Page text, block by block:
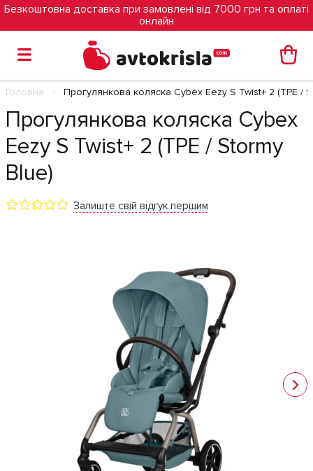
Безкоштовна доставка при замовлені від 7000 грн та оплаті
онлайн
Головна Прогулянкова коляска Cybex Eezy S Twist+ 2 (TPE /
Прогулянкова коляска Cybex
Eezy S Twist+ 2 (TPE / Stormy
Blue)
Залиште свій відгук першим